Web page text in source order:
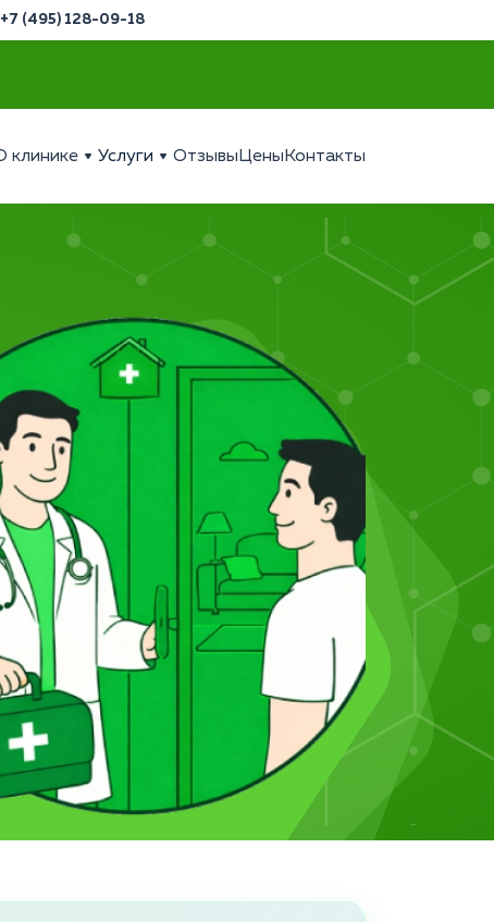
+7 (495) 128-09-18
клинике Услуги Отзывы Цены Контакты